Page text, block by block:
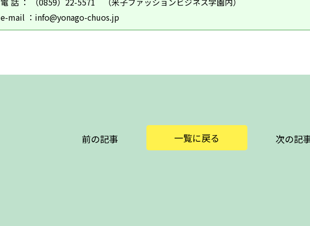
e-mail ：info@yonago-chuos.jp
前の記事 一覧に戻る 次の記